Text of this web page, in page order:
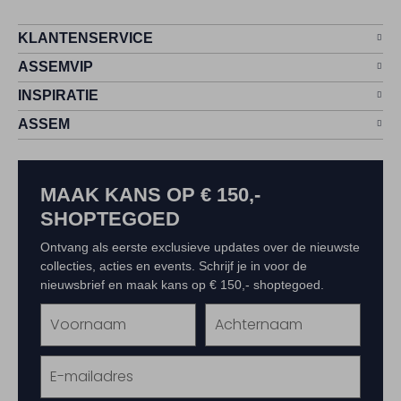
KLANTENSERVICE
ASSEMVIP
INSPIRATIE
ASSEM
MAAK KANS OP € 150,-
SHOPTEGOED
Ontvang als eerste exclusieve updates over de nieuwste
collecties, acties en events. Schrijf je in voor de
nieuwsbrief en maak kans op € 150,- shoptegoed.